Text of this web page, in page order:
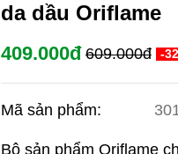
da dầu Oriflame
409.000đ 609.000đ -
Mã sản phẩm:
Bộ sản phẩm Oriflame